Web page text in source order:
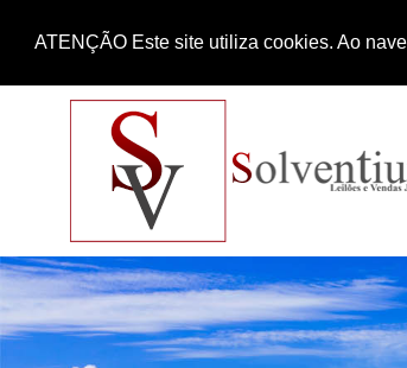
ATENÇÃO Este site utiliza cookies. Ao